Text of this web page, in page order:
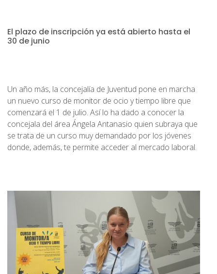
El plazo de inscripción ya está abierto hasta el
30 de junio
Un año más, la concejalía de Juventud pone en marcha
un nuevo curso de monitor de ocio y tiempo libre que
comenzará el 1 de julio. Así lo ha dado a conocer la
concejala del área Ángela Antanasio quien subraya que
se trata de un curso muy demandado por los jóvenes
donde, además, te permite acceder al mercado laboral.